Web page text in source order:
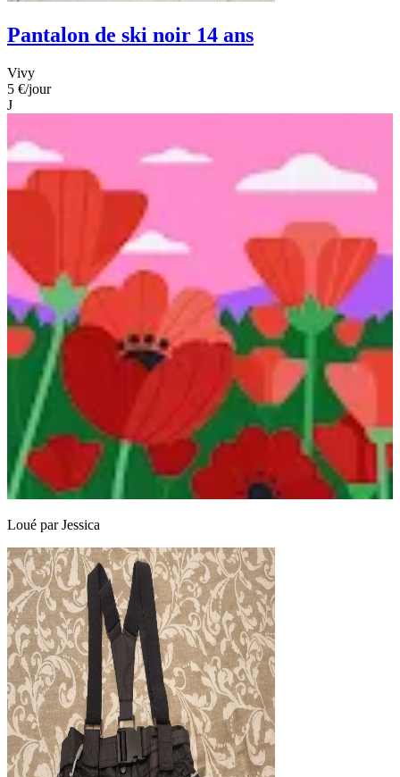
Pantalon de ski noir 14 ans
Vivy
5 €/jour
J
Loué parJessica